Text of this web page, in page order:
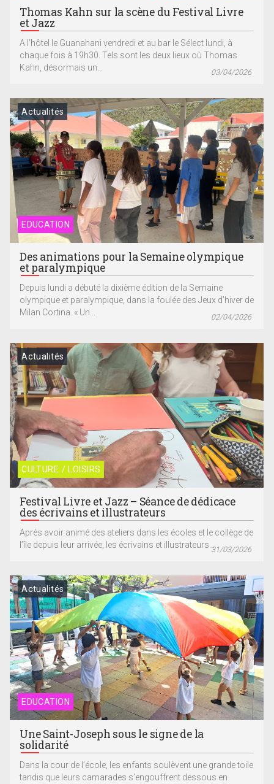
Thomas Kahn sur la scène du Festival Livre
et Jazz
A l’hôtel le Guanahani vendredi et au bar le Sélect lundi, à
chaque fois à 19h30. Tels sont les deux lieux où Thomas
Kahn, désormais un...
03/04/2026
EDUCATION
Actualités
Des animations pour la Semaine olympique
et paralympique
Depuis lundi a débuté la dixième édition de la Semaine
olympique et paralympique, dans la foulée des Jeux d’hiver de
Milan Cortina. « Un...
02/04/2026
CULTURE / LOISIRS
Actualités
Festival Livre et Jazz – Séance de dédicace
des écrivains et illustrateurs
Après avoir animé des ateliers dans les écoles et le collège de
l’île depuis leur arrivée, les écrivains et illustrateurs...31/03/2026
EDUCATION
Actualités
Une Saint-Joseph sous le signe de la
solidarité
Dans la cour de l’école, les enfants soulèvent une grande toile
tandis que leurs camarades s’engouffrent dessous en